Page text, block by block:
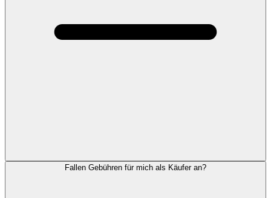
Fallen Gebühren für mich als Käufer an?